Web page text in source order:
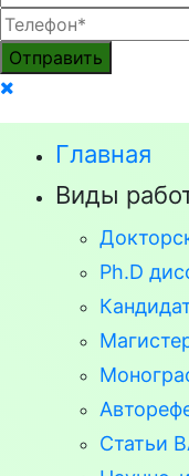
Отправить
Главная
Виды
Ph.D
Статьи